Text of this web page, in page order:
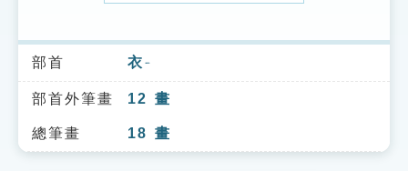
索引選單
知識索引
單字索引
部首 衣 ㄧ
部首外筆畫 12 畫
總筆畫 18 畫